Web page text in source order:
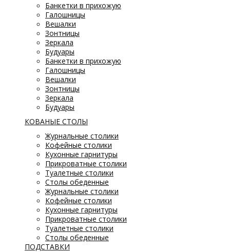
Банкетки в прихожую
Галошницы
Вешалки
Зонтницы
Зеркала
Будуары
Банкетки в прихожую
Галошницы
Вешалки
Зонтницы
Зеркала
Будуары
КОВАНЫЕ СТОЛЫ
Журнальные столики
Кофейные столики
Кухонные гарнитуры
Прикроватные столики
Туалетные столики
Столы обеденные
Журнальные столики
Кофейные столики
Кухонные гарнитуры
Прикроватные столики
Туалетные столики
Столы обеденные
ПОДСТАВКИ